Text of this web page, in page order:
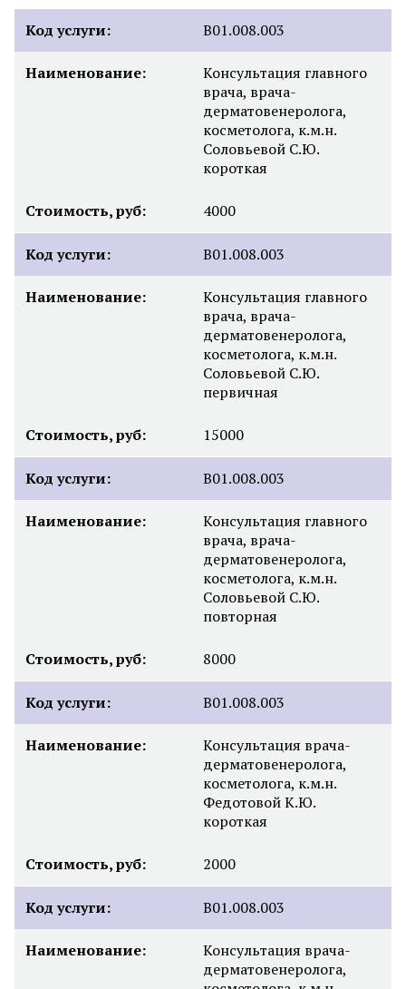
Код услуги: B01.008.003
Наименование:
Консультация главного
врача, врача-
дерматовенеролога,
косметолога, к.м.н.
Соловьевой С.Ю.
короткая
Стоимость, руб: 4000
Код услуги: B01.008.003
Наименование:
Консультация главного
врача, врача-
дерматовенеролога,
косметолога, к.м.н.
Соловьевой С.Ю.
первичная
Стоимость, руб: 15000
Код услуги: B01.008.003
Наименование:
Консультация главного
врача, врача-
дерматовенеролога,
косметолога, к.м.н.
Соловьевой С.Ю.
повторная
Стоимость, руб: 8000
Код услуги: B01.008.003
Наименование:
Консультация врача-
дерматовенеролога,
косметолога, к.м.н.
Федотовой К.Ю.
короткая
Стоимость, руб: 2000
Код услуги: B01.008.003
Наименование:
Консультация врача-
дерматовенеролога,